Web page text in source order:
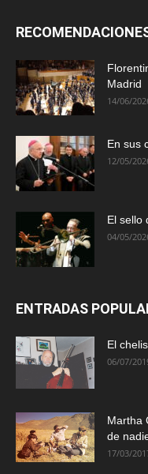
Madrid
14/06/
En sus
12/05/
El sello
04/05/
ENTRADAS
El
06/07/
Martha
de
17/03/